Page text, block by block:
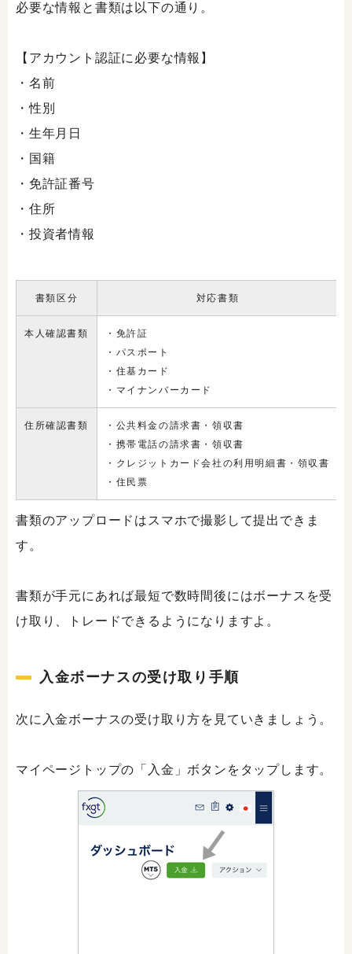
必要な情報と書類は以下の通り。
【アカウント認証に必要な情報】
・名前
・性別
・生年月日
・国籍
・免許証番号
・住所
・投資者情報
書類区分 対応書類
本人確認書類
・免許証
・パスポート
・住基カード
・マイナンバーカード
住所確認書類
・公共料金の請求書・領収書
・携帯電話の請求書・領収書
・クレジットカード会社の利用明細書・領収書
・住民票
書類のアップロードはスマホで撮影して提出できま
す。
書類が手元にあれば最短で数時間後にはボーナスを受
け取り、トレードできるようになりますよ。
入金ボーナスの受け取り手順
次に入金ボーナスの受け取り方を見ていきましょう。
マイページトップの「入金」ボタンをタップします。